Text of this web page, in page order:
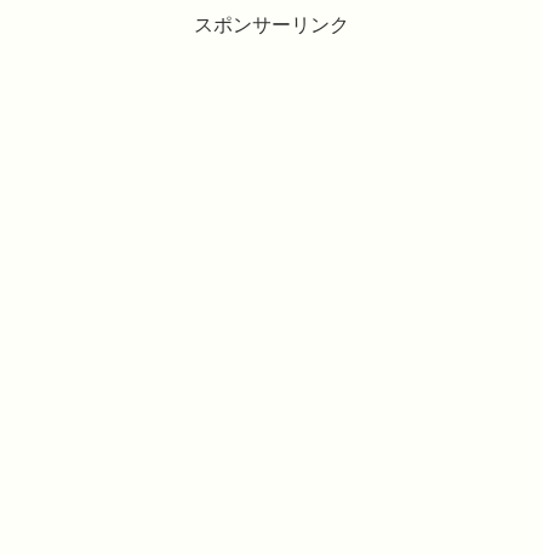
スポンサーリンク